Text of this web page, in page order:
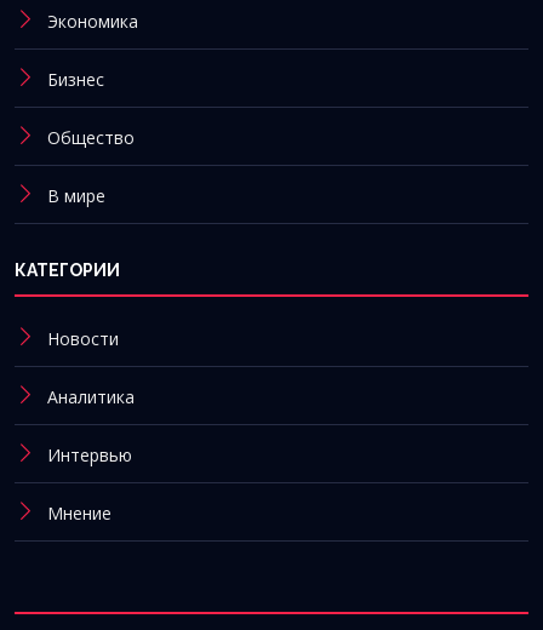
Экономика
Бизнес
Общество
В мире
КАТЕГОРИИ
Новости
Аналитика
Интервью
Мнение